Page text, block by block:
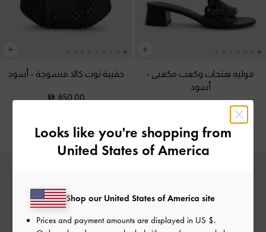
موليه بفتحات وكعب مكعبي -
أسود
حقيبة توت كالا منسوجة - أسود
650.00
Looks like you're shopping from
United States of America
Shop our United States of America site
Prices and payment amounts are displayed in US $.